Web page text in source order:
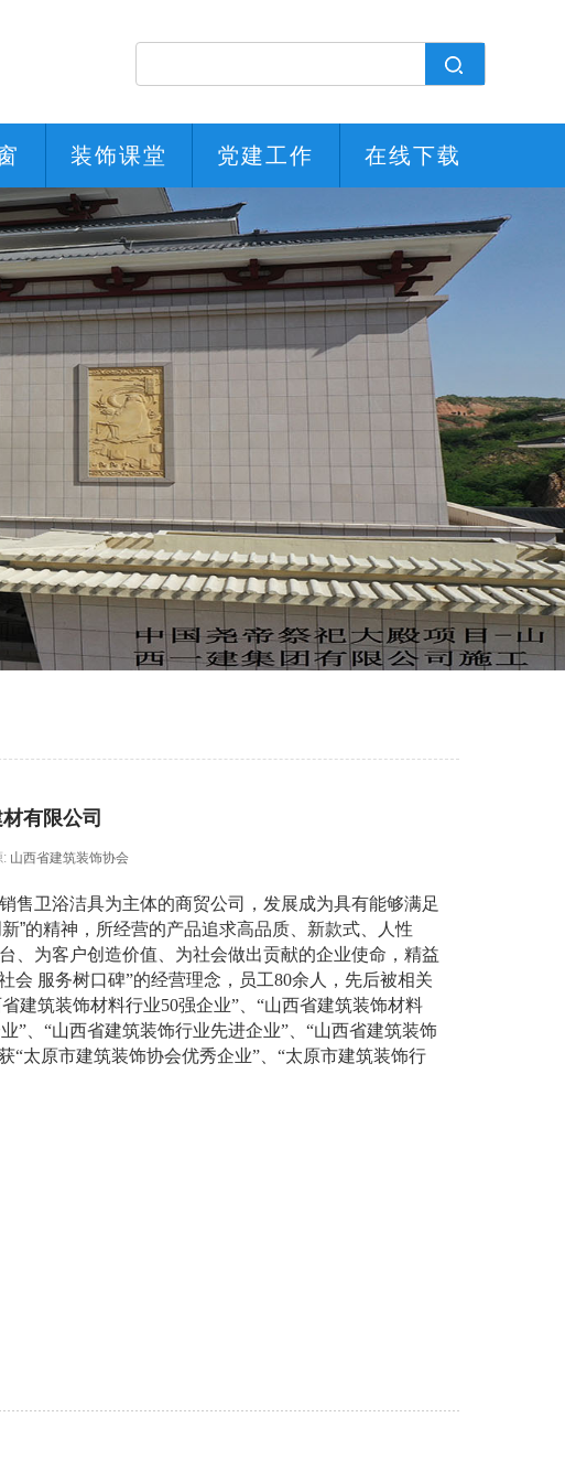
装饰课堂 党建工作 在线下载
有限公司
: 山西省建筑装饰协会
售卫浴洁具为主体的商贸公司，发展成为具有能够满足
”的精神，所经营的产品追求高品质、新款式、人性
、为客户创造价值、为社会做出贡献的企业使命，精益
会 服务树口碑”的经营理念， 员工80余人，先后被相关
建筑装饰材料行业50强企业”、“山西省建筑装饰材料
”、“山西省建筑装饰行业先进企业”、“山西省建筑装饰
“太原市建筑装饰协会优秀企业”、“太原市建筑装饰行